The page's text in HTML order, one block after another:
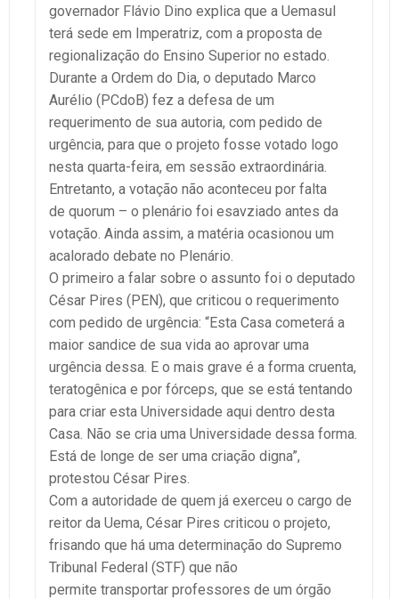
governador Flávio Dino explica que a Uemasul
terá sede em Imperatriz, com a proposta de
regionalização do Ensino Superior no estado.
Durante a Ordem do Dia, o deputado Marco
Aurélio (PCdoB) fez a defesa de um
requerimento de sua autoria, com pedido de
urgência, para que o projeto fosse votado logo
nesta quarta-feira, em sessão extraordinária.
Entretanto, a votação não aconteceu por falta
de quorum – o plenário foi esavziado antes da
votação. Ainda assim, a matéria ocasionou um
acalorado debate no Plenário.
O primeiro a falar sobre o assunto foi o deputado
César Pires (PEN), que criticou o requerimento
com pedido de urgência: “Esta Casa cometerá a
maior sandice de sua vida ao aprovar uma
urgência dessa. E o mais grave é a forma cruenta,
teratogênica e por fórceps, que se está tentando
para criar esta Universidade aqui dentro desta
Casa. Não se cria uma Universidade dessa forma.
Está de longe de ser uma criação digna”,
protestou César Pires.
Com a autoridade de quem já exerceu o cargo de
reitor da Uema, César Pires criticou o projeto,
frisando que há uma determinação do Supremo
Tribunal Federal (STF) que não
permite transportar professores de um órgão